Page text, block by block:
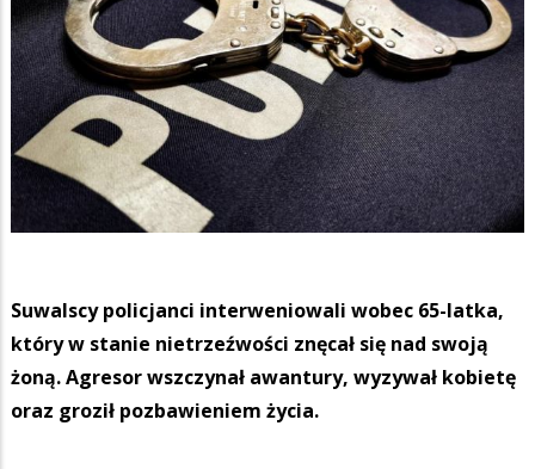
Suwalscy policjanci interweniowali wobec 65-latka,
który w stanie nietrzeźwości znęcał się nad swoją
żoną. Agresor wszczynał awantury, wyzywał kobietę
oraz groził pozbawieniem życia.